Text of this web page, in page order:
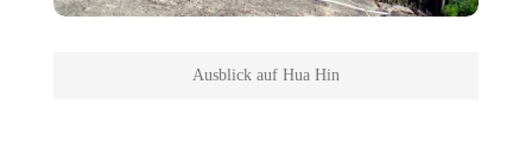
Ausblick auf Hua Hin